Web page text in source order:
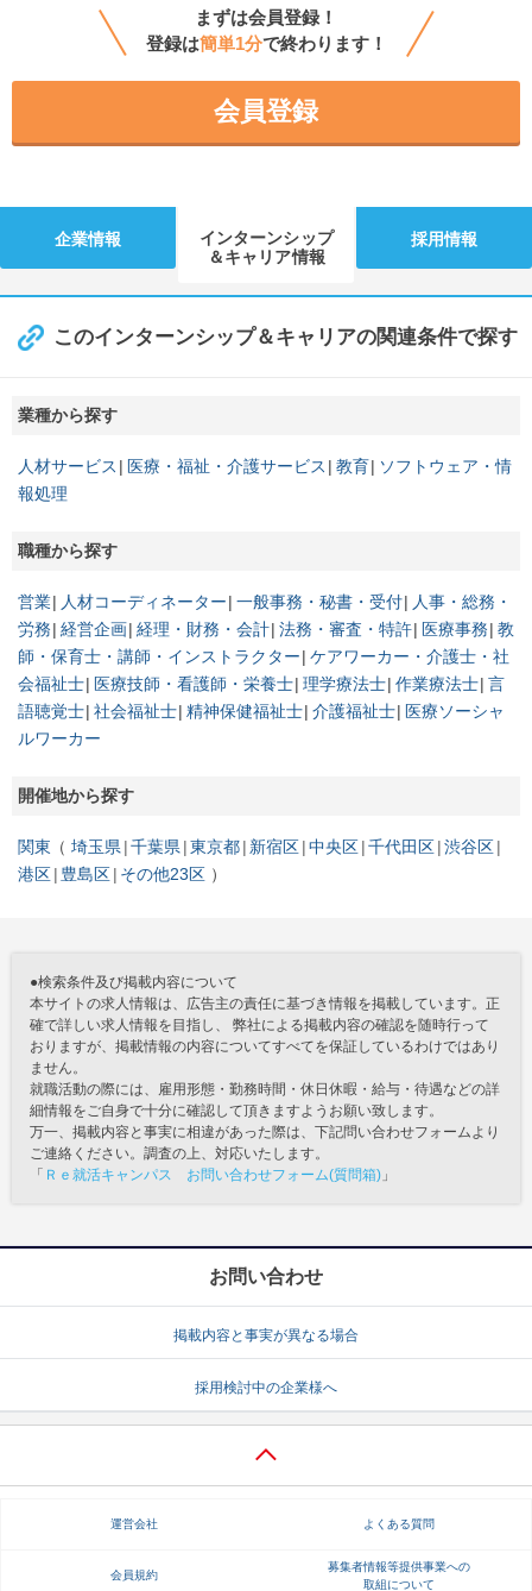
まずは会員登録！
登録は簡単1分で終わります！
会員登録
企業情報
インターンシップ
＆キャリア情報
採用情報
このインターンシップ＆キャリアの関連条件で探す
業種から探す
人材サービス 医療・福祉・介護サービス 教育
ソフトウェア・情
報処理
職種から探す
営業 人材コーディネーター 一般事務・秘書・受付
人事・総務・
労務 経営企画 経理・財務・会計 法務・審査・特許 医療事務 教
師・保育士・講師・インストラクター ケアワーカー・介護士・社
会福祉士
医療技師・看護師・栄養士 理学療法士 作業療法士 言
語聴覚士 社会福祉士 精神保健福祉士 介護福祉士
医療ソーシャ
ルワーカー
開催地から探す
関東 埼玉県 千葉県 東京都 新宿区 中央区 千代田区 渋谷区
港区 豊島区 その他23区
●検索条件及び掲載内容について
本サイトの求人情報は、広告主の責任に基づき情報を掲載しています。正
確で詳しい求人情報を目指し、 弊社による掲載内容の確認を随時行って
おりますが、掲載情報の内容についてすべてを保証しているわけではあり
ません。
就職活動の際には、雇用形態・勤務時間・休日休暇・給与・待遇などの詳
細情報をご自身で十分に確認して頂きますようお願い致します。
万一、掲載内容と事実に相違があった際は、下記問い合わせフォームより
ご連絡ください。調査の上、対応いたします。
「 Ｒｅ就活キャンパス お問い合わせフォーム(質問箱) 」
お問い合わせ
掲載内容と事実が異なる場合
採用検討中の企業様へ
運営会社 よくある質問
会員規約
募集者情報等提供事業への
取組について